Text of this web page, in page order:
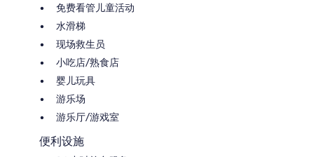
免费看管儿童活动
水滑梯
现场救生员
小吃店/熟食店
婴儿玩具
游乐场
游乐厅/游戏室
便利设施